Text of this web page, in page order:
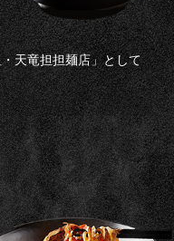
天竜担担麺店」として